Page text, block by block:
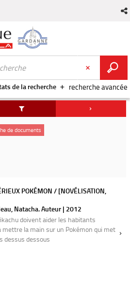
recherche avancée
de la recherche
de documents
POKÉMON / [NOVÉLISATION,
Natacha. Auteur | 2012
doivent aider les habitants
mettre la main sur un Pokémon qui met
dessus dessous